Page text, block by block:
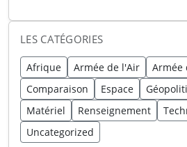
LES CATÉGORIES
Afrique Armée de l'Air
Armée
Comparaison
Espace
Matériel
Renseignement
Uncategorized